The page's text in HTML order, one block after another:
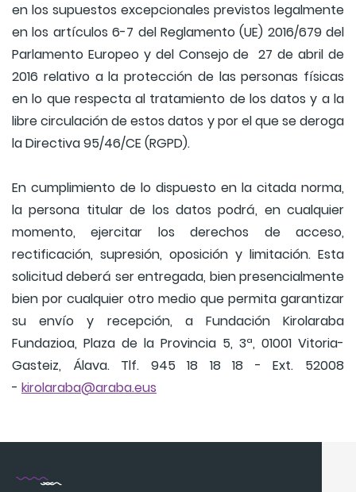
en los supuestos excepcionales previstos legalmente
en los artículos 6-7 del Reglamento (UE) 2016/679 del
Parlamento Europeo y del Consejo de 27 de abril de
2016 relativo a la protección de las personas físicas
en lo que respecta al tratamiento de los datos y a la
libre circulación de estos datos y por el que se deroga
la Directiva 95/46/CE (RGPD).
En cumplimiento de lo dispuesto en la citada norma,
la persona titular de los datos podrá, en cualquier
momento, ejercitar los derechos de acceso,
rectificación, supresión, oposición y limitación. Esta
solicitud deberá ser entregada, bien presencialmente
bien por cualquier otro medio que permita garantizar
su envío y recepción, a Fundación Kirolaraba
Fundazioa, Plaza de la Provincia 5, 3ª, 01001 Vitoria-
Gasteiz, Álava. Tlf. 945 18 18 18 - Ext. 52008
- kirolaraba@araba.eus